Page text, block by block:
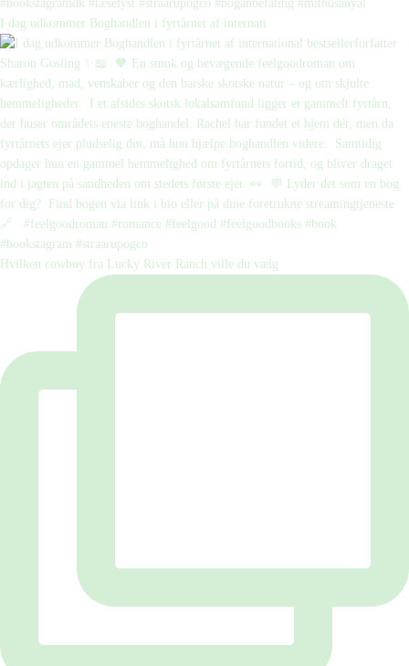
I dag udkommer Boghandlen i fyrtårnet af internati
Hvilken cowboy fra Lucky River Ranch ville du vælg